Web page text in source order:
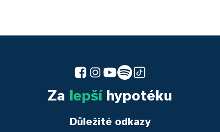
Za lepšíhypotéku
Důležité odkazy